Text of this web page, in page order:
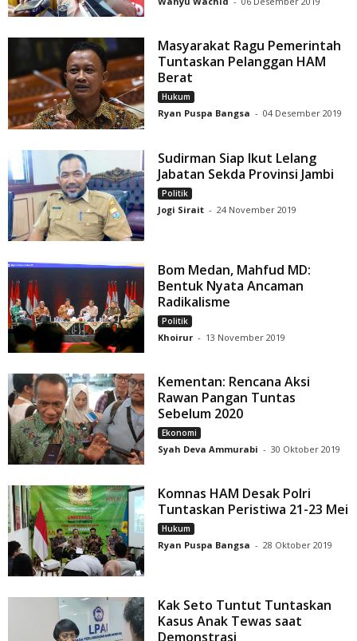
Masyarakat Ragu Pemerintah
Tuntaskan Pelanggan HAM
Berat
Hukum
Ryan Puspa Bangsa - 04 Desember 2019
Sudirman Siap Ikut Lelang
Jabatan Sekda Provinsi Jambi
Politik
Jogi Sirait - 24 November 2019
Bom Medan, Mahfud MD:
Bentuk Nyata Ancaman
Radikalisme
Politik
Khoirur - 13 November 2019
Kementan: Rencana Aksi
Rawan Pangan Tuntas
Sebelum 2020
Ekonomi
Syah Deva Ammurabi - 30 Oktober 2019
Komnas HAM Desak Polri
Tuntaskan Peristiwa 21-23 Mei
Hukum
Ryan Puspa Bangsa - 28 Oktober 2019
Kak Seto Tuntut Tuntaskan
Kasus Anak Tewas saat
Demonstrasi